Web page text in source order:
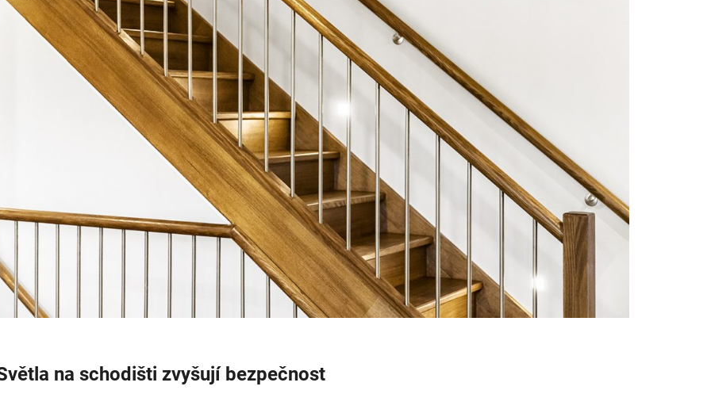
na schodišti zvyšují bezpečnost
SAUNA LED PÁSEK 24V RGBW 9,6W IP65
BALENÍ: 5M BALENÍ
VÝPRODEJ LED2 LIŠTOVÉ SVÍTIDLO
MAGO II M, B DALI DIM 10W 3000K
ČERNÁ - LED2 LIGHTING
2 772 Kč